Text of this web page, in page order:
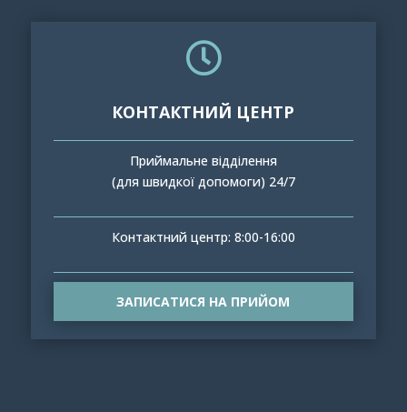

КОНТАКТНИЙ ЦЕНТР
Приймальне відділення
(для швидкої допомоги) 24/7
Контактний центр: 8:00-16:00
ЗАПИСАТИСЯ НА ПРИЙОМ